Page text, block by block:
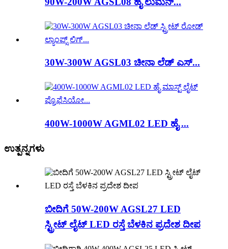
30W-300W AGSL03 ಚೀನಾ ಲೆಡ್ ಎಸ್...
400W-1000W AGML02 LED ಹೈ ...
ಉತ್ಪನ್ನಗಳು
ಬೀದಿಗೆ 50W-200W AGSL27 LED
ಸ್ಟ್ರೀಟ್ ಲೈಟ್ LED ರಸ್ತೆ ಬೆಳಕಿನ ಪ್ರದೇಶ ದೀಪ